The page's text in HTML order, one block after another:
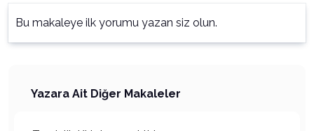
Bu makaleye ilk yorumu yazan siz olun.
Yazara Ait Diğer Makaleler